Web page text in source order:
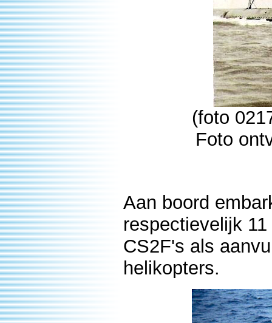
(foto
Foto
Aan boord
respectievelijk
CS2F's als
helikopters.